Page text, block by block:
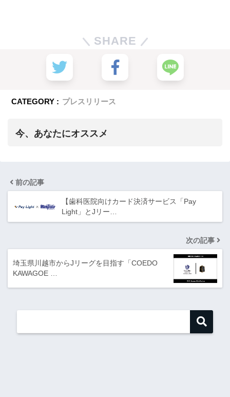
SHARE
CATEGORY : プレスリリース
今、あなたにオススメ
前の記事
【歯科医院向けカード決済サービス「Pay
Light」とJリー…
次の記事
埼玉県川越市からJリーグを目指す「COEDO
KAWAGOE …